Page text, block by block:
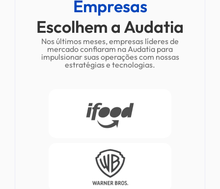
Empresas
Escolhem a Audatia
Nos últimos meses, empresas líderes de
mercado confiaram na Audatia para
impulsionar suas operações com nossas
estratégias e tecnologias.